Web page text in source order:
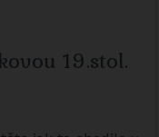
19.stol.